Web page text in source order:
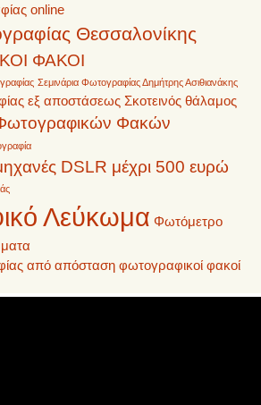
online
Θεσσαλονίκης
ΦΑΚΟΙ
Σεμινάρια Φωτογραφίας Δημήτρης Ασιθιανάκης
εξ αποστάσεως Σκοτεινός θάλαμος
Φακών
DSLR μέχρι 500 ευρώ
Λεύκωμα Φωτόμετρο
από απόσταση φωτογραφικοί φακοί